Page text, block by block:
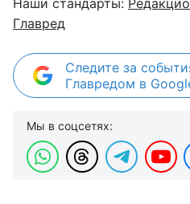
Главред
Следите за
Главредом в
Мы в соцсетях: